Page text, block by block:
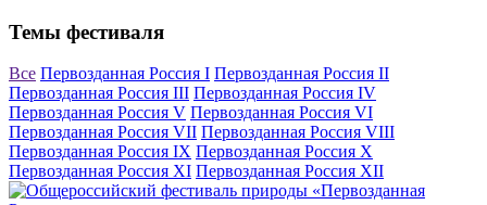
Темы фестиваля
Все Первозданная Россия I Первозданная Россия II
Первозданная Россия III Первозданная Россия IV
Первозданная Россия V Первозданная Россия VI
Первозданная Россия VII Первозданная Россия VIII
Первозданная Россия IX Первозданная Россия X
Первозданная Россия XI Первозданная Россия XII